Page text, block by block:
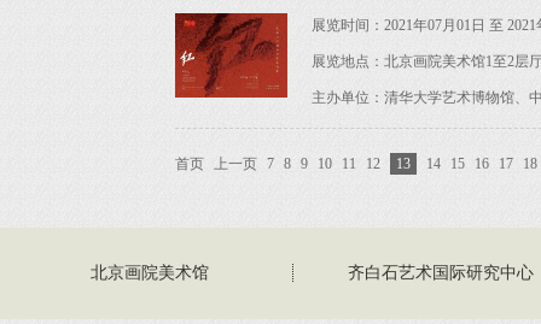
展览时间：2021年07月01日 至 2021
展览地点：北京画院美术馆1至2层
主办单位：清华大学艺术博物馆、
首页 上一页 7 8 9 10 11 12 13 14 15 16 17 18
北京画院美术馆 齐白石艺术国际研究中心